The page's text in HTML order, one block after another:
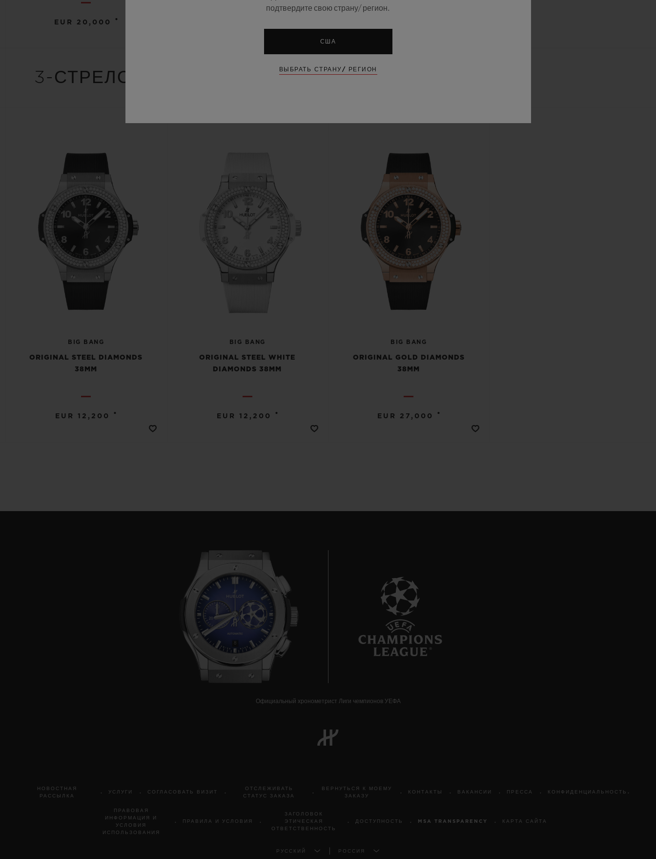
EUR 20,000 •
3-СТРЕЛОЧНЫХ МОДЕЛЯХ
BIG BANG
ORIGINAL STEEL DIAMONDS
38MM
EUR 12,200 •
BIG BANG
ORIGINAL STEEL WHITE
DIAMONDS 38MM
EUR 12,200 •
BIG BANG
ORIGINAL GOLD DIAMONDS
38MM
EUR 27,000 •
8
Официальный хронометрист Лиги чемпионов УЕФА
НОВОСТНАЯ
РАССЫЛКА
УСЛУГИ СОГЛАСОВАТЬ ВИЗИТ
ОТСЛЕЖИВАТЬ
СТАТУС ЗАКАЗА
ВЕРНУТЬСЯ К МОЕМУ
ЗАКАЗУ
КОНТАКТЫ ВАКАНСИИ ПРЕССА КОНФИДЕНЦИАЛЬНОСТЬ
ПРАВОВАЯ
ИНФОРМАЦИЯ И
УСЛОВИЯ
ИСПОЛЬЗОВАНИЯ
ПРАВИЛА И УСЛОВИЯ
ЗАГОЛОВОК
ЭТИЧЕСКАЯ
ОТВЕТСТВЕННОСТЬ
ДОСТУПНОСТЬ MSA TRANSPARENCY КАРТА САЙТА
РУССКИЙ РОССИЯ
подтвердите свою страну/ регион.
США
ВЫБРАТЬ СТРАНУ/ РЕГИОН